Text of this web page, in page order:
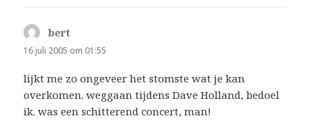
bert
16 juli 2005 om 01:55
lijkt me zo ongeveer het stomste wat je kan
overkomen. weggaan tijdens Dave Holland, bedoel
ik. was een schitterend concert, man!